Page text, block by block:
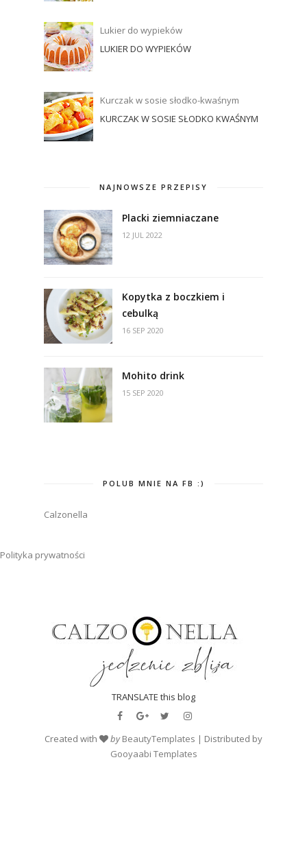
Lukier do wypieków
LUKIER DO WYPIEKÓW
Kurczak w sosie słodko-kwaśnym
KURCZAK W SOSIE SŁODKO KWAŚNYM
NAJNOWSZE PRZEPISY
Placki ziemniaczane
12 JUL 2022
Kopytka z boczkiem i
cebulką
16 SEP 2020
Mohito drink
15 SEP 2020
POLUB MNIE NA FB :)
Calzonella
Polityka prywatności
TRANSLATE this blog
Created with by BeautyTemplates | Distributed by
Gooyaabi Templates